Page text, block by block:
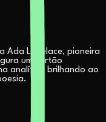
Ada Lovelace, pioneira
um cartão
analítica brilhando ao